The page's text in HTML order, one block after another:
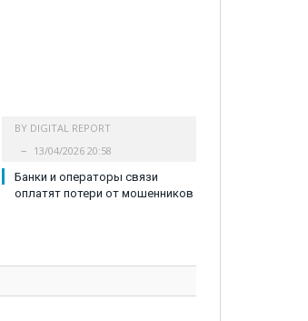
BY DIGITAL REPORT
13/04/2026 20:58
Банки и операторы связи
оплатят потери от мошенников